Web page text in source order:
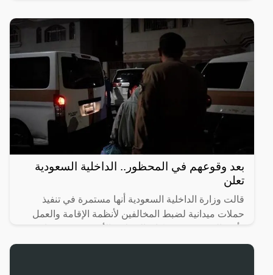
بعد وقوعهم في المحظور.. الداخلية السعودية
تعلن
قالت وزارة الداخلية السعودية أنها مستمرة في تنفيذ
حملات ميدانية لضبط المخالفين لأنظمة الإقامة والعمل
كبيرة